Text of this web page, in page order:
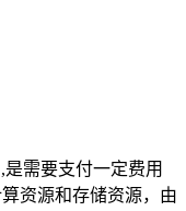
需要支付一定费用
资源和存储资源，由